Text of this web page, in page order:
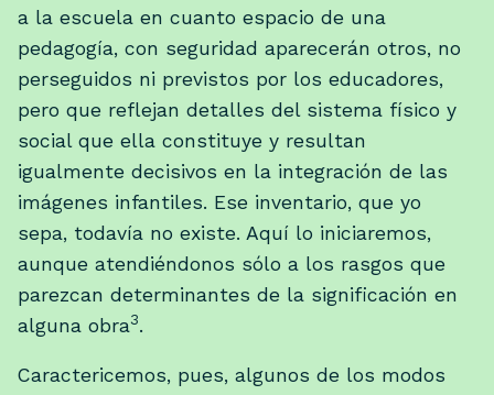
a la escuela en cuanto espacio de una
pedagogía, con seguridad aparecerán otros, no
perseguidos ni previstos por los educadores,
pero que reflejan detalles del sistema físico y
social que ella constituye y resultan
igualmente decisivos en la integración de las
imágenes infantiles. Ese inventario, que yo
sepa, todavía no existe. Aquí lo iniciaremos,
aunque atendiéndonos sólo a los rasgos que
parezcan determinantes de la significación en
alguna obra3.
Caractericemos, pues, algunos de los modos